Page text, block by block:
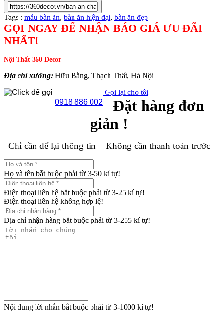
Tags : mẫu bàn ăn, bàn ăn hiện đại, bàn ăn đẹp
GỌI NGAY ĐỂ NHẬN BÁO GIÁ ƯU ĐÃI
NHẤT!
Nội Thất 360 Decor
Địa chỉ xưởng: Hữu Bằng, Thạch Thất, Hà Nội
0918 886 002
Gọi lại cho tôi
Đặt hàng đơn
giản !
Chỉ cần để lại thông tin – Không cần thanh toán trước
Họ và tên bắt buộc phải từ 3-50 kí tự!
Điện thoại liên hệ bắt buộc phải từ 3-25 kí tự!
Điện thoại liên hệ không hợp lệ!
Địa chỉ nhận hàng bắt buộc phải từ 3-255 kí tự!
Nội dung lời nhắn bắt buộc phải từ 3-1000 kí tự!